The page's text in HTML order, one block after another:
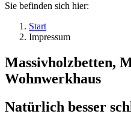
Sie befinden sich hier:
Start
Impressum
Massivholzbetten,
Wohnwerkhaus
Natürlich besser